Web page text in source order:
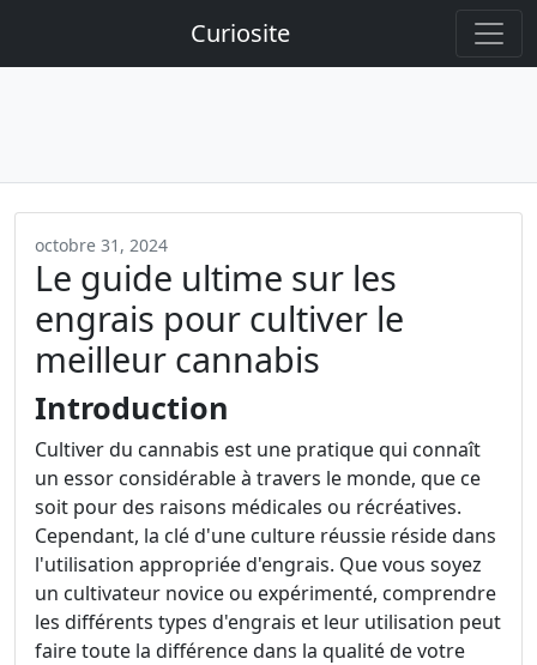
Curiosite
octobre 31, 2024
Le guide ultime sur les
engrais pour cultiver le
meilleur cannabis
Introduction
Cultiver du cannabis est une pratique qui connaît
un essor considérable à travers le monde, que ce
soit pour des raisons médicales ou récréatives.
Cependant, la clé d'une culture réussie réside dans
l'utilisation appropriée d'engrais. Que vous soyez
un cultivateur novice ou expérimenté, comprendre
les différents types d'engrais et leur utilisation peut
faire toute la différence dans la qualité de votre